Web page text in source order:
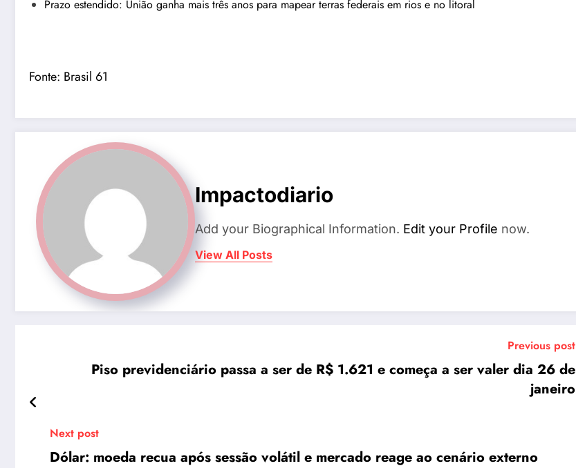
Prazo estendido: União ganha mais três anos para mapear terras federais em rios e no litoral
Fonte: Brasil 61
Impactodiario
Add your Biographical Information. Edit your Profile now.
View All Posts
Previous post
Piso previdenciário passa a ser de R$ 1.621 e começa a ser valer dia 26 de
janeiro
Next post
Dólar: moeda recua após sessão volátil e mercado reage ao cenário externo